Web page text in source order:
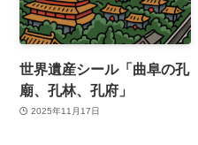
世界遺産シール「曲阜の孔
廟、孔林、孔府」
2025年11月17日